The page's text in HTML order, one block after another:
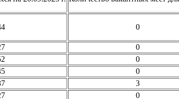
0
0
0
0
3
0